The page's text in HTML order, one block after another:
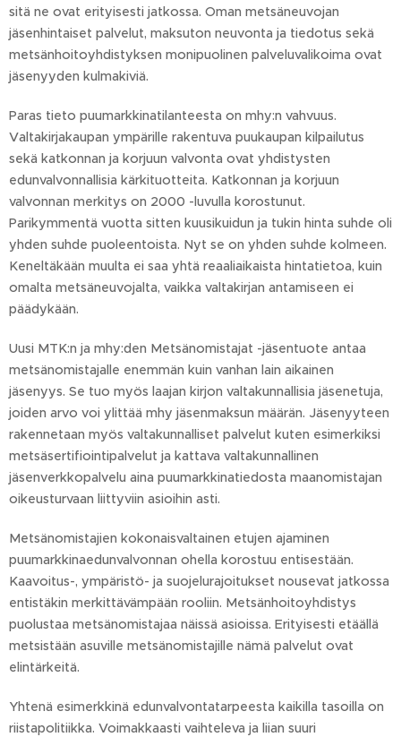
sitä ne ovat erityisesti jatkossa. Oman metsäneuvojan
jäsenhintaiset palvelut, maksuton neuvonta ja tiedotus sekä
metsänhoitoyhdistyksen monipuolinen palveluvalikoima ovat
jäsenyyden kulmakiviä.
Paras tieto puumarkkinatilanteesta on mhy:n vahvuus.
Valtakirjakaupan ympärille rakentuva puukaupan kilpailutus
sekä katkonnan ja korjuun valvonta ovat yhdistysten
edunvalvonnallisia kärkituotteita. Katkonnan ja korjuun
valvonnan merkitys on 2000 -luvulla korostunut.
Parikymmentä vuotta sitten kuusikuidun ja tukin hinta suhde oli
yhden suhde puoleentoista. Nyt se on yhden suhde kolmeen.
Keneltäkään muulta ei saa yhtä reaaliaikaista hintatietoa, kuin
omalta metsäneuvojalta, vaikka valtakirjan antamiseen ei
päädykään.
Uusi MTK:n ja mhy:den Metsänomistajat -jäsentuote antaa
metsänomistajalle enemmän kuin vanhan lain aikainen
jäsenyys. Se tuo myös laajan kirjon valtakunnallisia jäsenetuja,
joiden arvo voi ylittää mhy jäsenmaksun määrän. Jäsenyyteen
rakennetaan myös valtakunnalliset palvelut kuten esimerkiksi
metsäsertifiointipalvelut ja kattava valtakunnallinen
jäsenverkkopalvelu aina puumarkkinatiedosta maanomistajan
oikeusturvaan liittyviin asioihin asti.
Metsänomistajien kokonaisvaltainen etujen ajaminen
puumarkkinaedunvalvonnan ohella korostuu entisestään.
Kaavoitus-, ympäristö- ja suojelurajoitukset nousevat jatkossa
entistäkin merkittävämpään rooliin. Metsänhoitoyhdistys
puolustaa metsänomistajaa näissä asioissa. Erityisesti etäällä
metsistään asuville metsänomistajille nämä palvelut ovat
elintärkeitä.
Yhtenä esimerkkinä edunvalvontatarpeesta kaikilla tasoilla on
riistapolitiikka. Voimakkaasti vaihteleva ja liian suuri